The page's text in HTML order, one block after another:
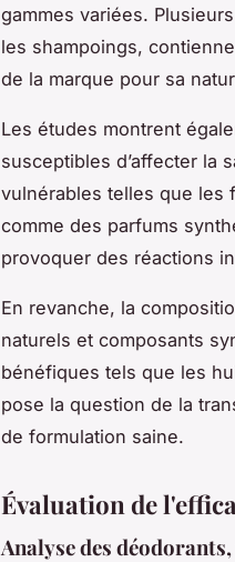
gammes variées.
les shampoings,
de la marque pour sa
Les études montrent
susceptibles d’affecter la
vulnérables telles que les
comme des parfums
provoquer des réactions
En revanche, la
naturels et composants
bénéfiques tels que les
pose la question de la
de formulation saine.
Évaluation de
Analyse des